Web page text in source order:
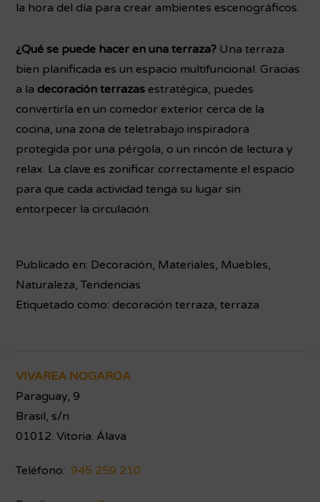
la hora del día para crear ambientes escenográficos.
¿Qué se puede hacer en una terraza? Una terraza
bien planificada es un espacio multifuncional. Gracias
a la decoración terrazas estratégica, puedes
convertirla en un comedor exterior cerca de la
cocina, una zona de teletrabajo inspiradora
protegida por una pérgola, o un rincón de lectura y
relax. La clave es zonificar correctamente el espacio
para que cada actividad tenga su lugar sin
entorpecer la circulación.
Publicado en: Decoración, Materiales, Muebles,
Naturaleza,Tendencias
Etiquetado como: decoración terraza,terraza
Footer
VIVAREA NOGAROA
Paraguay, 9
Brasil, s/n
01012. Vitoria. Álava
Teléfono: 945 259 210